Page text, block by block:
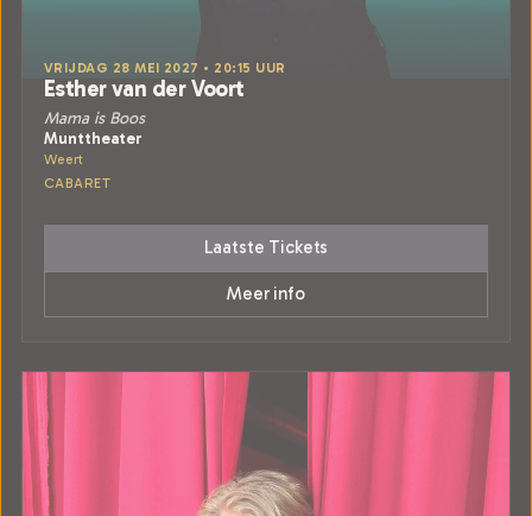
VRIJDAG 28 MEI 2027 • 20:15 UUR
Esther van der Voort
Mama is Boos
Munttheater
Weert
CABARET
Laatste Tickets
Meer info